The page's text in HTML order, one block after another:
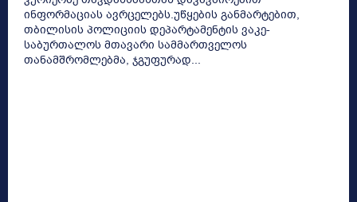
ინფორმაციას ავრცელებს.უწყების განმარტებით,
თბილისის პოლიციის დეპარტამენტის ვაკე-
საბურთალოს მთავარი სამმართველოს
თანამშრომლებმა, ჯგუფურად...